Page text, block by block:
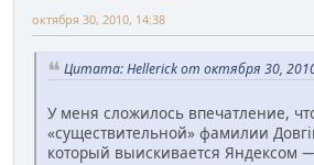
октября 30, 2010, 14:38
Цитата: Hellerick от октября 30,
У меня сложилось впечатление,
«существительной» фамилии
который выискивается Яндексом